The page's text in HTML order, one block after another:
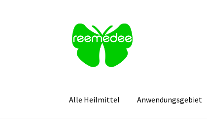
Zur
Navigation
springen
Zum
Inhalt
springen
Alle Heilmittel Anwendungsgebiet